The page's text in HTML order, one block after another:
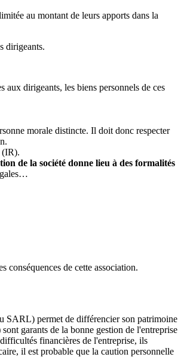
au montant de leurs apports dans la
dirigeants.
aux dirigeants, les biens personnels de ces
morale distincte. Il doit donc respecter
(IR).
de la société donne lieu à des formalités
conséquences de cette association.
SARL) permet de différencier son patrimoine
garants de la bonne gestion de l'entreprise
financières de l'entreprise, ils
il est probable que la caution personnelle